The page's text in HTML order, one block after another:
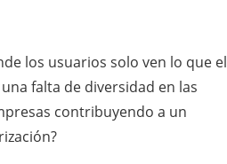
los usuarios solo ven lo que el
falta de diversidad en las
contribuyendo a un